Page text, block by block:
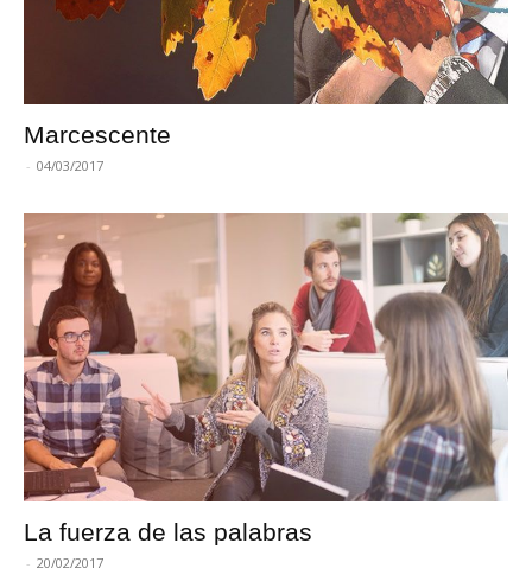
Marcescente
- 04/03/2017
La fuerza de las palabras
- 20/02/2017